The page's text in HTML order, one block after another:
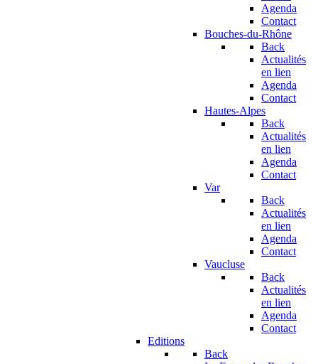
Agenda
Contact
Bouches-du-Rhône
Back
Actualités
en lien
Agenda
Contact
Hautes-Alpes
Back
Actualités
en lien
Agenda
Contact
Var
Back
Actualités
en lien
Agenda
Contact
Vaucluse
Back
Actualités
en lien
Agenda
Contact
Editions
Back